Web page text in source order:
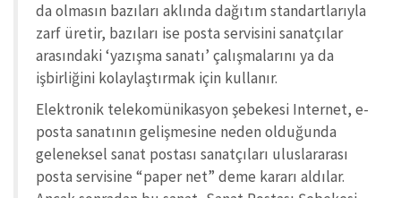
da olmasın bazıları aklında dağıtım standartlarıyla
zarf üretir, bazıları ise posta servisini sanatçılar
arasındaki ‘yazışma sanatı’ çalışmalarını ya da
işbirliğini kolaylaştırmak için kullanır.
Elektronik telekomünikasyon şebekesi Internet, e-
posta sanatının gelişmesine neden olduğunda
geleneksel sanat postası sanatçıları uluslararası
posta servisine “paper net” deme kararı aldılar.